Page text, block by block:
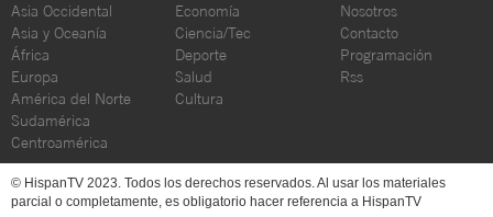
Asia Occidental
Asia y Oceanía
África
Europa
América del Norte
Sudamérica
Centroamérica
Economía
Ciencia/Tec
Deporte
Salud
Cultura
Nosotros
Contacto
Programación
Rss
© HispanTV 2023. Todos los derechos reservados. Al usar los materiales
parcial o completamente, es obligatorio hacer referencia a HispanTV